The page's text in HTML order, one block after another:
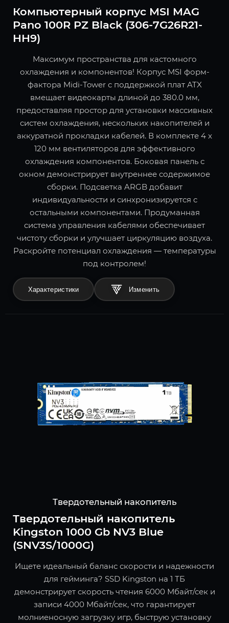
Компьютерный корпус MSI MAG
Pano 100R PZ Black (306-7G26R21-
HH9)
Максимум пространства для кастомного
охлаждения и компонентов! Корпус MSI форм-
фактора Midi-Tower с поддержкой плат ATX
вмещает видеокарты длиной до 380.0 мм,
предоставляя простор для установки массивных
систем охлаждения, нескольких накопителей и
аккуратной прокладки кабелей. В комплекте 4 x
120 мм вентиляторов для эффективного
охлаждения компонентов. Боковая панель с
окном демонстрирует внутреннее содержимое
сборки. Подсветка ARGB добавит
индивидуальности и синхронизируется с
остальными компонентами. Продуманная
система управления кабелями обеспечивает
чистоту сборки и улучшает циркуляцию воздуха.
Раскройте потенциал охлаждения — температуры
под контролем!
Характеристики
Твердотельный накопитель
Твердотельный накопитель
Kingston 1000 Gb NV3 Blue
(SNV3S/1000G)
Ищете идеальный баланс скорости и надежности
для гейминга? SSD Kingston на 1 ТБ
демонстрирует скорость чтения 6000 Мбайт/сек и
записи 4000 Мбайт/сек, что гарантирует
молниеносную загрузку игр, быструю установку